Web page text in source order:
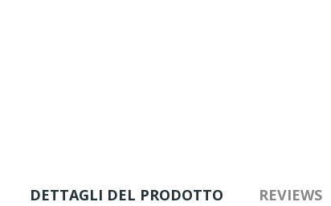
DETTAGLI DEL PRODOTTO REVIEWS